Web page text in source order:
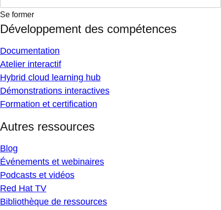
Se former
Développement des compétences
Documentation
Atelier interactif
Hybrid cloud learning hub
Démonstrations interactives
Formation et certification
Autres ressources
Blog
Événements et webinaires
Podcasts et vidéos
Red Hat TV
Bibliothèque de ressources